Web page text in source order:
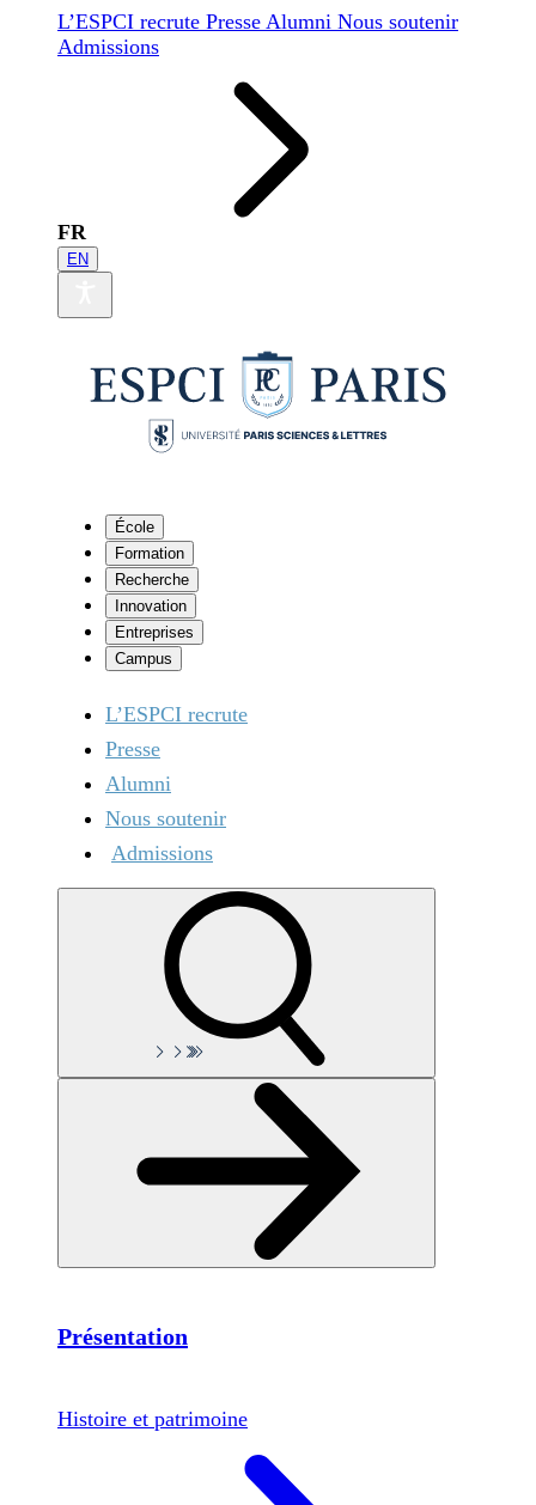
L’ESPCI recrute Presse Alumni Nous soutenir
Admissions
FR
EN
École
Formation
Recherche
Innovation
Entreprises
Campus
L’ESPCI recrute
Presse
Alumni
Nous soutenir
Admissions
Présentation
Histoire et patrimoine